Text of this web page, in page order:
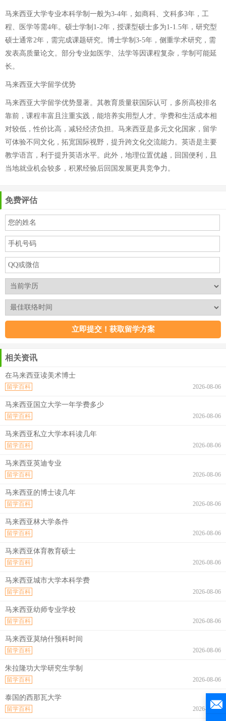
马来西亚大学专业本科学制一般为3-4年，如商科、文科多3年，工
程、医学等需4年。硕士学制1-2年，授课型硕士多为1-1.5年，研究型
硕士通常2年，需完成课题研究。博士学制3-5年，侧重学术研究，需
发表高质量论文。部分专业如医学、法学等因课程复杂，学制可能延
长。
马来西亚大学留学优势
马来西亚大学留学优势显著。其教育质量获国际认可，多所高校排名
靠前，课程丰富且注重实践，能培养实用型人才。学费和生活成本相
对较低，性价比高，减轻经济负担。马来西亚是多元文化国家，留学
可体验不同文化，拓宽国际视野，提升跨文化交流能力。英语是主要
教学语言，利于提升英语水平。此外，地理位置优越，回国便利，且
当地就业机会较多，积累经验后回国发展更具竞争力。
免费评估
相关资讯
在马来西亚读美术博士
2026-08-06
留学百科
马来西亚国立大学一年学费多少
2026-08-06
留学百科
马来西亚私立大学本科读几年
2026-08-06
留学百科
马来西亚英迪专业
2026-08-06
留学百科
马来西亚的博士读几年
2026-08-06
留学百科
马来西亚林大学条件
2026-08-06
留学百科
马来西亚体育教育硕士
2026-08-06
留学百科
马来西亚城市大学本科学费
2026-08-06
留学百科
马来西亚幼师专业学校
2026-08-06
留学百科
马来西亚莫纳什预科时间
2026-08-06
留学百科
朱拉隆功大学研究生学制
2026-08-06
留学百科
泰国的西那瓦大学
2026-08-06
留学百科